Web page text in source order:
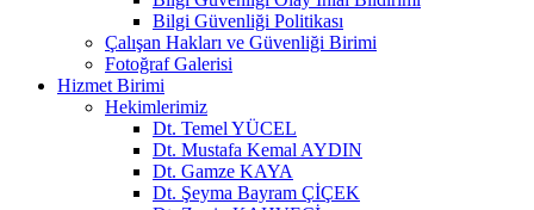
Bilgi Güvenliği Politikası
Çalışan Hakları ve Güvenliği Birimi
Fotoğraf Galerisi
Hizmet Birimi
Hekimlerimiz
Dt. Temel YÜCEL
Dt. Mustafa Kemal AYDIN
Dt. Gamze KAYA
Dt. Şeyma Bayram ÇİÇEK